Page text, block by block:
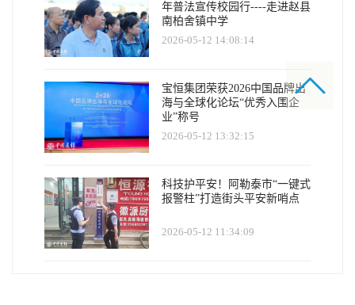
年普法宣传校园行----走进赵县
南柏舍镇中学
2026-05-12 14:08:14
​宝恒集团荣获2026中国品牌出
海与全球化论坛“优秀入围企
业”称号
2026-05-12 13:32:15
科技护平安！阿勒泰市“一键式
报警柱”打造街头平安新哨点
2026-05-12 11:34:09